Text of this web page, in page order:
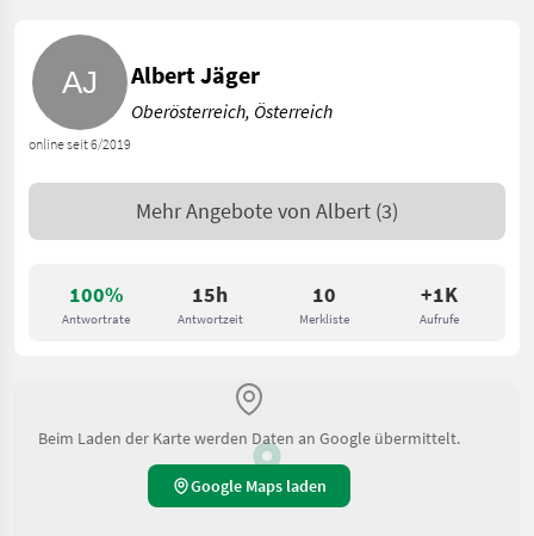
100%
Antwortrate
15h
Antwortzeit
10
Merkliste
+1K
Aufrufe
online seit 6/2019
Albert Jäger
Oberösterreich, Österreich
Mehr Angebote von Albert (3)
Beim Laden der Karte werden Daten an Google übermittelt.
Google Maps laden